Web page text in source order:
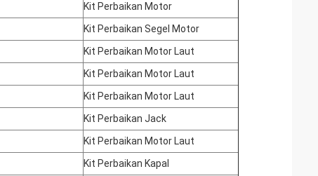
Kit Perbaikan Motor
Kit Perbaikan Segel Motor
Kit Perbaikan Motor Laut
Kit Perbaikan Motor Laut
Kit Perbaikan Motor Laut
Kit Perbaikan Jack
Kit Perbaikan Motor Laut
Kit Perbaikan Kapal